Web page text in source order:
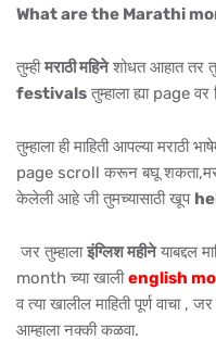
What are the Marathi
तुम्हीमराठी महिनेशोधत आहात तर
festivals तुम्हाला ह्या page वर
तुम्हाला ही माहिती आपल्या मराठी
page scroll करून बघू
केलेली आहे जी तुमच्यासाठी खूप
जर तुम्हालाइंग्लिश महीनेयाबद्दल
month च्या खालीenglish
व त्या खालील माहिती पूर्ण वाचा ,
आम्हाला नक्की कळवा.